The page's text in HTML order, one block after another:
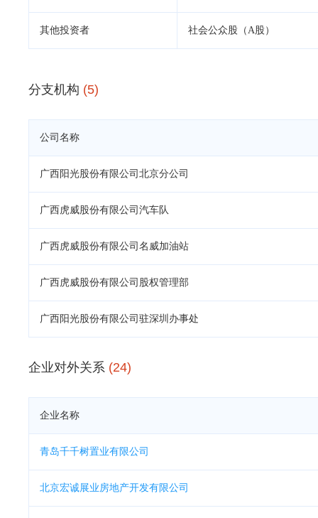
其他投资者 社会公众股（A股）
分支机构 (5)
公司名称
广西阳光股份有限公司北京分公司
广西虎威股份有限公司汽车队
广西虎威股份有限公司名威加油站
广西虎威股份有限公司股权管理部
广西阳光股份有限公司驻深圳办事处
企业对外关系 (24)
企业名称
青岛千千树置业有限公司
北京宏诚展业房地产开发有限公司